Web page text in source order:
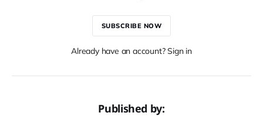
SUBSCRIBE NOW
Already have an account? Sign in
Published by: